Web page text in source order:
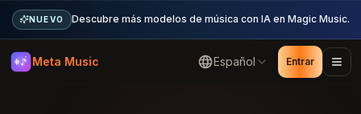
NUEVO Descubre más modelos de música con IA en Magic Music.
Meta Music Español Entrar